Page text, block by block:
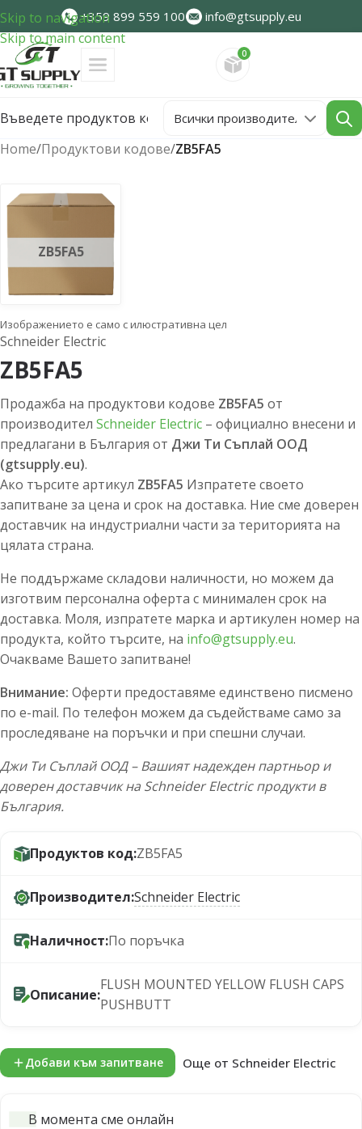
Skip to navigation
Skip to main content
+359 899 559 100 info@gtsupply.eu
0
Home/Продуктови кодове/ZB5FA5
ZB5FA5
Изображението е само с илюстративна цел
Schneider Electric
ZB5FA5
Продажба на продуктови кодове ZB5FA5 от
производител Schneider Electric – официално внесени и
предлагани в България от Джи Ти Съплай ООД
(gtsupply.eu).
Ако търсите артикул ZB5FA5 Изпратете своето
запитване за цена и срок на доставка. Ние сме доверен
доставчик на индустриални части за територията на
цялата страна.
Не поддържаме складови наличности, но можем да
изготвим персонална оферта с минимален срок на
доставка. Моля, изпратете марка и артикулен номер на
продукта, който търсите, на info@gtsupply.eu.
Очакваме Вашето запитване!
Внимание: Оферти предоставяме единствено писмено
по e-mail. По телефон можем да съдействаме само за
проследяване на поръчки и при спешни случаи.
Джи Ти Съплай ООД – Вашият надежден партньор и
доверен доставчик на Schneider Electric продукти в
България.
Продуктов код:ZB5FA5
Производител:Schneider Electric
Наличност:По поръчка
Описание:
FLUSH MOUNTED YELLOW FLUSH CAPS
PUSHBUTT
Добави към запитване Още от Schneider Electric
В момента сме онлайн